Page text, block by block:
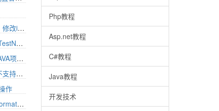
IDEA加载项目缓慢问题解决方案，修改idea对java配置内存使用大小 idea 内存配置
groups/excludedGroups require TestNG, JUnit48+ or JUnit 5 on project test classpath
apache-maven安装 用于若依等JAVA项目打包
重装系统后，IDEA 项目GIT更新不支持了怎么办
作
若依报错throws java.lang.ClassFormatError accessible: module java.base does not “opens java.lang“
Php教程
Asp.net教程
C#教程
Java教程
开发技术